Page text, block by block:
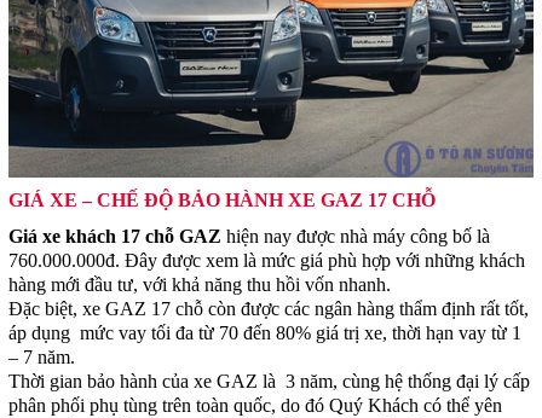
GIÁ XE – CHẾ ĐỘ BẢO HÀNH XE GAZ 17 CHỖ
Giá xe khách 17 chỗ GAZ hiện nay được nhà máy công bố là
760.000.000đ. Đây được xem là mức giá phù hợp với những khách
hàng mới đầu tư, với khả năng thu hồi vốn nhanh.
Đặc biệt, xe GAZ 17 chỗ còn được các ngân hàng thẩm định rất tốt,
áp dụng mức vay tối đa từ 70 đến 80% giá trị xe, thời hạn vay từ 1
– 7 năm.
Thời gian bảo hành của xe GAZ là 3 năm, cùng hệ thống đại lý cấp
phân phối phụ tùng trên toàn quốc, do đó Quý Khách có thể yên